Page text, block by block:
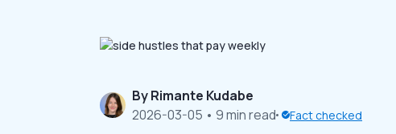
ByRimante Kudabe
2026-03-05 • 9 min read Fact checked